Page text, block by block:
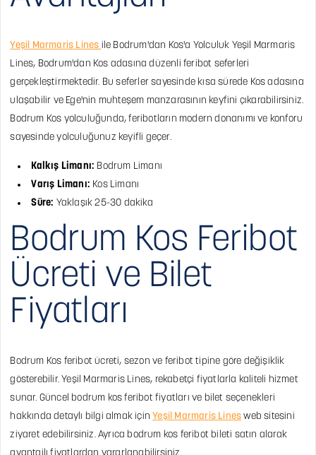
Yeşil Marmaris Lines ile Bodrum'dan Kos'a Yolculuk Yeşil Marmaris
Lines, Bodrum'dan Kos adasına düzenli feribot seferleri
gerçekleştirmektedir. Bu seferler sayesinde kısa sürede Kos adasına
ulaşabilir ve Ege'nin muhteşem manzarasının keyfini çıkarabilirsiniz.
Bodrum Kos yolculuğunda, feribotların modern donanımı ve konforu
sayesinde yolculuğunuz keyifli geçer.
Kalkış Limanı: Bodrum Limanı
Varış Limanı: Kos Limanı
Süre: Yaklaşık 25-30 dakika
Bodrum Kos Feribot
Ücreti ve Bilet
Fiyatları
Bodrum Kos feribot ücreti, sezon ve feribot tipine göre değişiklik
gösterebilir. Yeşil Marmaris Lines, rekabetçi fiyatlarla kaliteli hizmet
sunar. Güncel bodrum kos feribot fiyatları ve bilet seçenekleri
hakkında detaylı bilgi almak içinYeşil Marmaris Lines web sitesini
ziyaret edebilirsiniz. Ayrıca bodrum kos feribot bileti satın alarak